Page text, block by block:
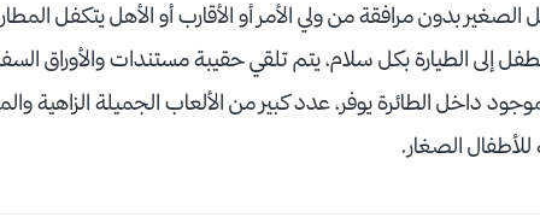
بدون مرافقة من ولي الأمر أو الأقارب أو الأهل يتكفل المطار
إلى الطيارة بكل سلام، يتم تلقي حقيبة مستندات والأوراق
داخل الطائرة يوفر، عدد كبير من الألعاب الجميلة الزاهية
للأطفال الصغار.